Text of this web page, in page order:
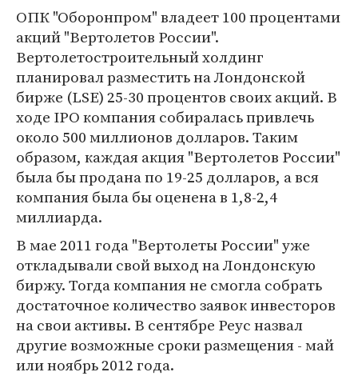
ОПК "Оборонпром" владеет 100 процентами
акций "Вертолетов России".
Вертолетостроительный холдинг
планировал разместить на Лондонской
бирже (LSE) 25-30 процентов своих акций. В
ходе IPO компания собиралась привлечь
около 500 миллионов долларов. Таким
образом, каждая акция "Вертолетов России"
была бы продана по 19-25 долларов, а вся
компания была бы оценена в 1,8-2,4
миллиарда.
В мае 2011 года "Вертолеты России" уже
откладывали свой выход на Лондонскую
биржу. Тогда компания не смогла собрать
достаточное количество заявок инвесторов
на свои активы. В сентябре Реус назвал
другие возможные сроки размещения - май
или ноябрь 2012 года.